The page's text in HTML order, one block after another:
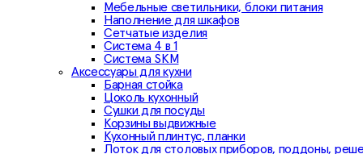
Мебельные светильники, блоки питания
Наполнение для шкафов
Сетчатые изделия
Система 4 в 1
Система SKM
Аксессуары для кухни
Барная стойка
Цоколь кухонный
Сушки для посуды
Корзины выдвижные
Кухонный плинтус, планки
Лоток для столовых приборов, поддоны,